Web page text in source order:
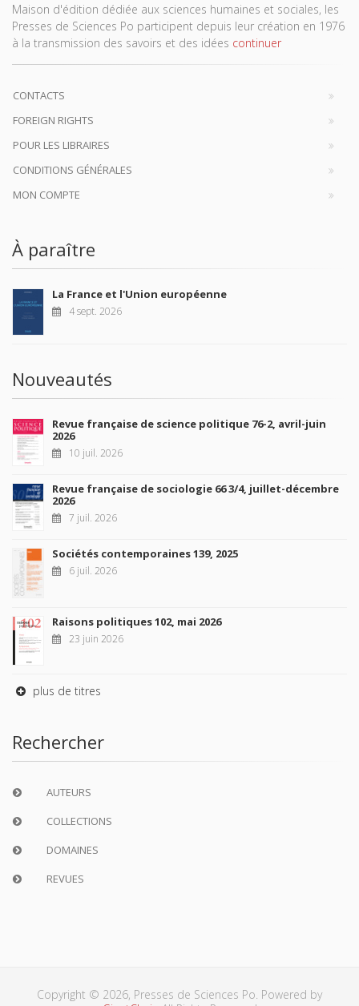
Maison d'édition dédiée aux sciences humaines et sociales, les
Presses de Sciences Po participent depuis leur création en 1976
à la transmission des savoirs et des idées continuer
CONTACTS
FOREIGN RIGHTS
POUR LES LIBRAIRES
CONDITIONS GÉNÉRALES
MON COMPTE
À paraître
La France et l'Union européenne
4 sept. 2026
Nouveautés
Revue française de science politique 76-2, avril-juin
2026
10 juil. 2026
Revue française de sociologie 66 3/4, juillet-décembre
2026
7 juil. 2026
Sociétés contemporaines 139, 2025
6 juil. 2026
Raisons politiques 102, mai 2026
23 juin 2026
plus de titres
Rechercher
AUTEURS
COLLECTIONS
DOMAINES
REVUES
Copyright © 2026, Presses de Sciences Po. Powered by